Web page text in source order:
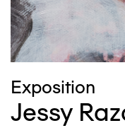
Exposition
Jessy